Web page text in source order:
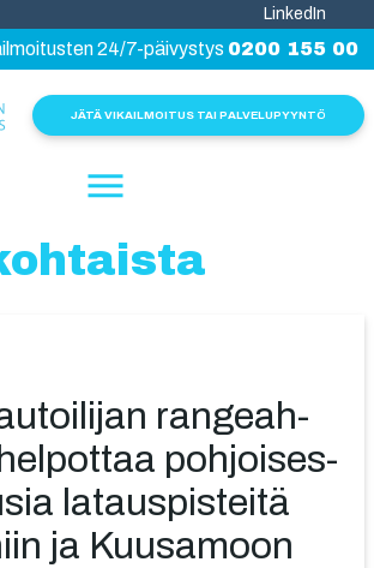
LinkedIn
24/7-päivystys 0200 155 00
JÄTÄ VIKAILMOITUS TAI PALVELUPYYNTÖ
Menu
rangeah­
pohjoi­ses­
lataus­pis­tei­tä
ja Kuusamoon